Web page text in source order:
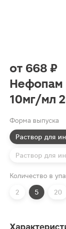
от 668 ₽
Нефопам
10мг/мл
Форма выпуска
Раствор для
Раствор для
Количество в
2 5 20